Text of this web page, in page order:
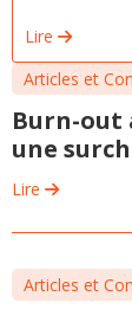
Lire
Articles et
Burn-out
une
Lire
Articles et